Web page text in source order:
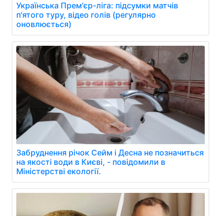
Українська Прем'єр-ліга: підсумки матчів
п'ятого туру, відео голів (регулярно
оновлюється)
Забруднення річок Сейм і Десна не позначиться
на якості води в Києві, - повідомили в
Міністерстві екології.